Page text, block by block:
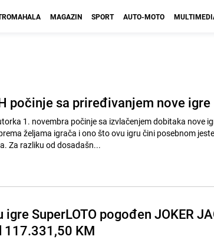
MAGAZIN SPORT AUTO-MOTO
počinje sa priređivanjem nove
1. novembra počinje sa izvlačenjem dobitaka nove
željama igrača i ono što ovu igru čini posebnom
Za razliku od dosadašn...
igre SuperLOTO pogođen JOKER
117.331,50 KM